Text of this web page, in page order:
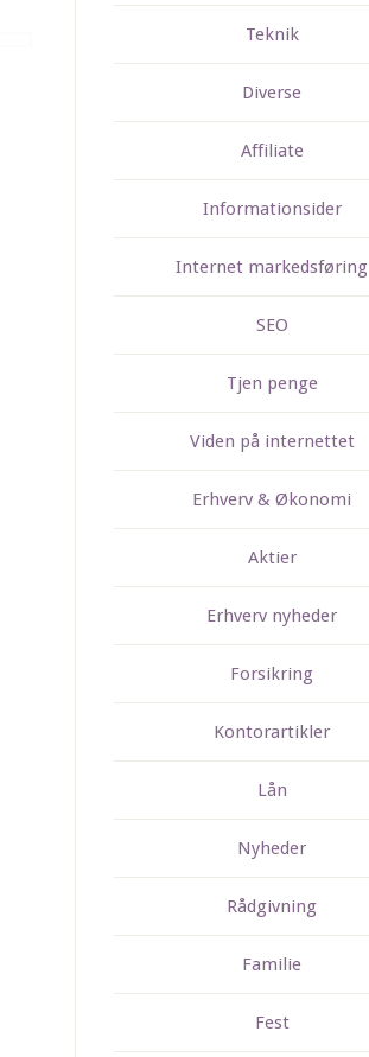
Teknik
Diverse
Affiliate
Informationsider
Internet markedsføring
SEO
Tjen penge
Viden på internettet
Erhverv & Økonomi
Aktier
Erhverv nyheder
Forsikring
Kontorartikler
Lån
Nyheder
Rådgivning
Familie
Fest